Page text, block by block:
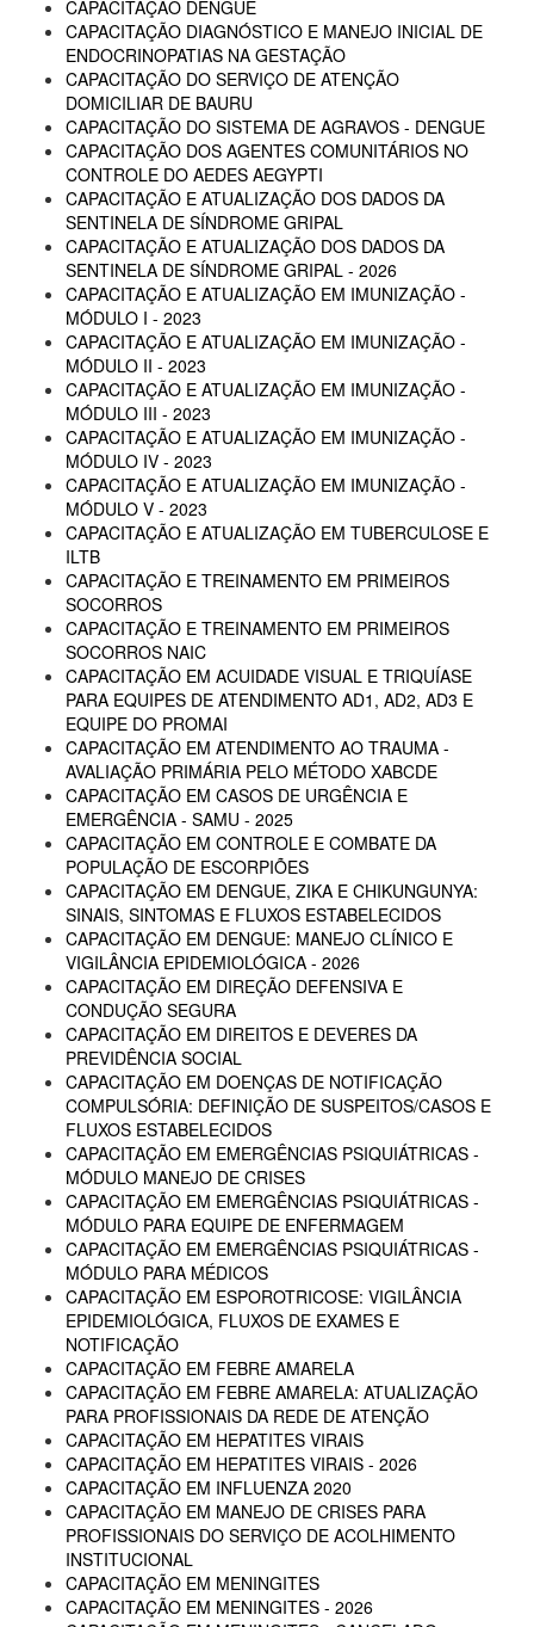
CAPACITAÇÃO DENGUE
CAPACITAÇÃO DIAGNÓSTICO E MANEJO INICIAL DE
ENDOCRINOPATIAS NA GESTAÇÃO
CAPACITAÇÃO DO SERVIÇO DE ATENÇÃO
DOMICILIAR DE BAURU
CAPACITAÇÃO DO SISTEMA DE AGRAVOS - DENGUE
CAPACITAÇÃO DOS AGENTES COMUNITÁRIOS NO
CONTROLE DO AEDES AEGYPTI
CAPACITAÇÃO E ATUALIZAÇÃO DOS DADOS DA
SENTINELA DE SÍNDROME GRIPAL
CAPACITAÇÃO E ATUALIZAÇÃO DOS DADOS DA
SENTINELA DE SÍNDROME GRIPAL - 2026
CAPACITAÇÃO E ATUALIZAÇÃO EM IMUNIZAÇÃO -
MÓDULO I - 2023
CAPACITAÇÃO E ATUALIZAÇÃO EM IMUNIZAÇÃO -
MÓDULO II - 2023
CAPACITAÇÃO E ATUALIZAÇÃO EM IMUNIZAÇÃO -
MÓDULO III - 2023
CAPACITAÇÃO E ATUALIZAÇÃO EM IMUNIZAÇÃO -
MÓDULO IV - 2023
CAPACITAÇÃO E ATUALIZAÇÃO EM IMUNIZAÇÃO -
MÓDULO V - 2023
CAPACITAÇÃO E ATUALIZAÇÃO EM TUBERCULOSE E
ILTB
CAPACITAÇÃO E TREINAMENTO EM PRIMEIROS
SOCORROS
CAPACITAÇÃO E TREINAMENTO EM PRIMEIROS
SOCORROS NAIC
CAPACITAÇÃO EM ACUIDADE VISUAL E TRIQUÍASE
PARA EQUIPES DE ATENDIMENTO AD1, AD2, AD3 E
EQUIPE DO PROMAI
CAPACITAÇÃO EM ATENDIMENTO AO TRAUMA -
AVALIAÇÃO PRIMÁRIA PELO MÉTODO XABCDE
CAPACITAÇÃO EM CASOS DE URGÊNCIA E
EMERGÊNCIA - SAMU - 2025
CAPACITAÇÃO EM CONTROLE E COMBATE DA
POPULAÇÃO DE ESCORPIÕES
CAPACITAÇÃO EM DENGUE, ZIKA E CHIKUNGUNYA:
SINAIS, SINTOMAS E FLUXOS ESTABELECIDOS
CAPACITAÇÃO EM DENGUE: MANEJO CLÍNICO E
VIGILÂNCIA EPIDEMIOLÓGICA - 2026
CAPACITAÇÃO EM DIREÇÃO DEFENSIVA E
CONDUÇÃO SEGURA
CAPACITAÇÃO EM DIREITOS E DEVERES DA
PREVIDÊNCIA SOCIAL
CAPACITAÇÃO EM DOENÇAS DE NOTIFICAÇÃO
COMPULSÓRIA: DEFINIÇÃO DE SUSPEITOS/CASOS E
FLUXOS ESTABELECIDOS
CAPACITAÇÃO EM EMERGÊNCIAS PSIQUIÁTRICAS -
MÓDULO MANEJO DE CRISES
CAPACITAÇÃO EM EMERGÊNCIAS PSIQUIÁTRICAS -
MÓDULO PARA EQUIPE DE ENFERMAGEM
CAPACITAÇÃO EM EMERGÊNCIAS PSIQUIÁTRICAS -
MÓDULO PARA MÉDICOS
CAPACITAÇÃO EM ESPOROTRICOSE: VIGILÂNCIA
EPIDEMIOLÓGICA, FLUXOS DE EXAMES E
NOTIFICAÇÃO
CAPACITAÇÃO EM FEBRE AMARELA
CAPACITAÇÃO EM FEBRE AMARELA: ATUALIZAÇÃO
PARA PROFISSIONAIS DA REDE DE ATENÇÃO
CAPACITAÇÃO EM HEPATITES VIRAIS
CAPACITAÇÃO EM HEPATITES VIRAIS - 2026
CAPACITAÇÃO EM INFLUENZA 2020
CAPACITAÇÃO EM MANEJO DE CRISES PARA
PROFISSIONAIS DO SERVIÇO DE ACOLHIMENTO
INSTITUCIONAL
CAPACITAÇÃO EM MENINGITES
CAPACITAÇÃO EM MENINGITES - 2026